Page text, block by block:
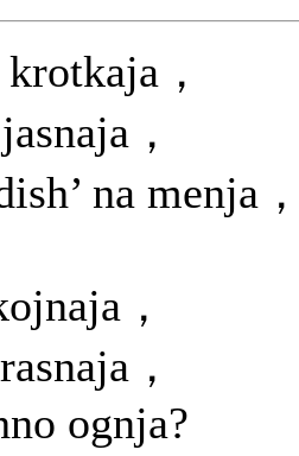
，
，
na menja
，
，
ognja?